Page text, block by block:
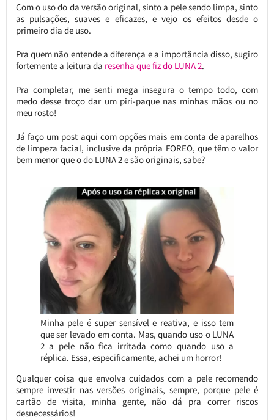
Com o uso do da versão original, sinto a pele sendo limpa, sinto
as pulsações, suaves e eficazes, e vejo os efeitos desde o
primeiro dia de uso.
Pra quem não entende a diferença e a importância disso, sugiro
fortemente a leitura da resenha que fiz do LUNA 2.
Pra completar, me senti mega insegura o tempo todo, com
medo desse troço dar um piri-paque nas minhas mãos ou no
meu rosto!
Já faço um post aqui com opções mais em conta de aparelhos
de limpeza facial, inclusive da própria FOREO, que têm o valor
bem menor que o do LUNA 2 e são originais, sabe?
Minha pele é super sensível e reativa, e isso tem
que ser levado em conta. Mas, quando uso o LUNA
2 a pele não fica irritada como quando uso a
réplica. Essa, especificamente, achei um horror!
Qualquer coisa que envolva cuidados com a pele recomendo
sempre investir nas versões originais, sempre, porque pele é
cartão de visita, minha gente, não dá pra correr riscos
desnecessários!